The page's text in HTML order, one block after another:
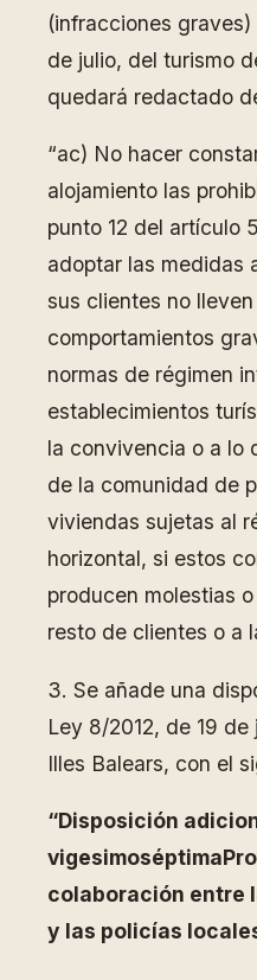
(infracciones
de julio, del turismo
quedará redactado
“ac) No hacer
alojamiento las
punto 12 del artículo
adoptar las medidas
sus clientes no
comportamientos
normas de régimen
establecimientos
la convivencia o a lo
de la comunidad de
viviendas sujetas al
horizontal, si estos
producen molestias
resto de clientes o a
3. Se añade una
Ley 8/2012, de 19
Illes Balears, con el
“Disposición
colaboración entre
y las policías